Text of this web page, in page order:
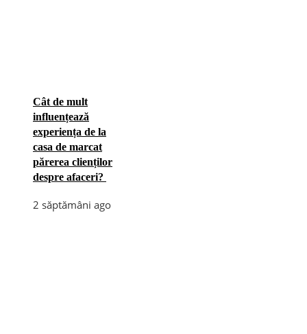
Cât de mult
influențează
experiența de la
casa de marcat
părerea clienților
despre afaceri?
2 săptămâni ago